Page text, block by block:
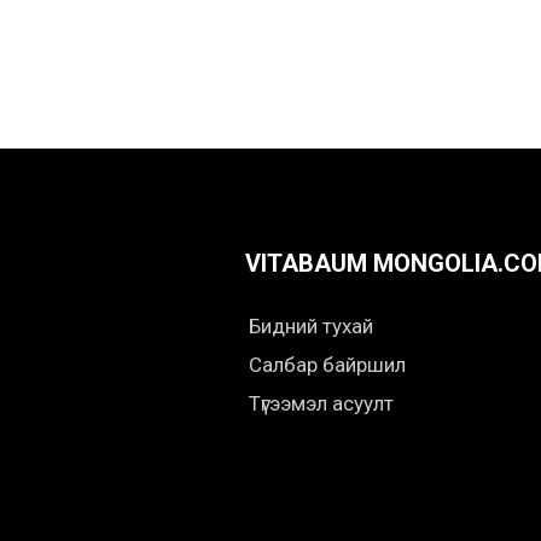
VITABAUM
Бидний тухай
Салбар байршил
Түгээмэл асуулт